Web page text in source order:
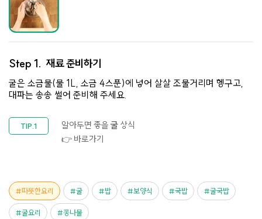
Step 1. 재료 준비하기
굴은 소금물(물 1L, 소금 4스푼)에 넣어 살살 조물거리며 헹구고,
대파는 송송 썰어 준비해 주세요.
알아두면 좋을 굴 상식
👉 바로가기
따뜻한요리 굴 밥 보양식 국밥 굴국밥
굴요리 콩나물